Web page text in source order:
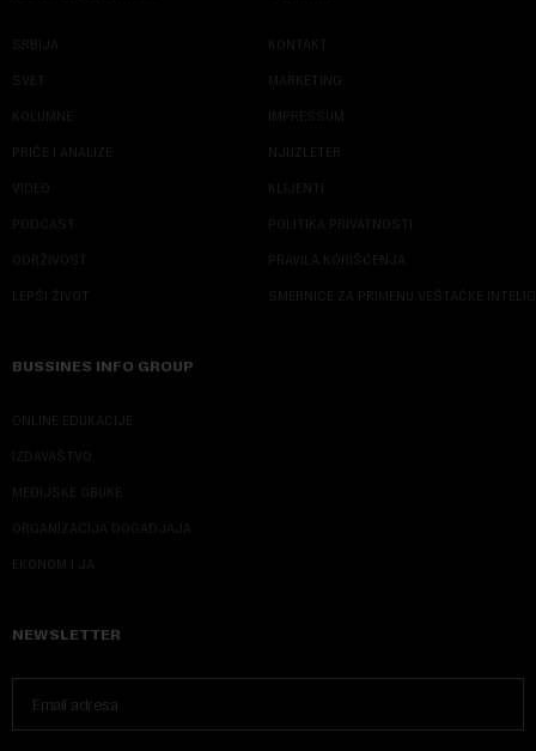
SRBIJA
SVET
KOLUMNE
PRIČE I ANALIZE
VIDEO
PODCAST
ODRŽIVOST
LEPŠI ŽIVOT
KONTAKT
MARKETING
IMPRESSUM
NJUZLETER
KLIJENTI
POLITIKA PRIVATNOSTI
PRAVILA KORIŠĆENJA
SMERNICE ZA PRIMENU VEŠTAČKE
BUSSINES INFO GROUP
ONLINE EDUKACIJE
IZDAVAŠTVO
MEDIJSKE OBUKE
ORGANIZACIJA DOGADJAJA
EKONOM I JA
NEWSLETTER